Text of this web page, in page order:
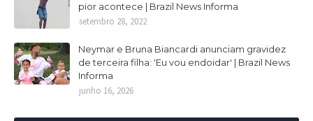
pior acontece | Brazil News Informa
setembro 28, 2022
Neymar e Bruna Biancardi anunciam gravidez
de terceira filha: 'Eu vou endoidar' | Brazil News
Informa
junho 16, 2026